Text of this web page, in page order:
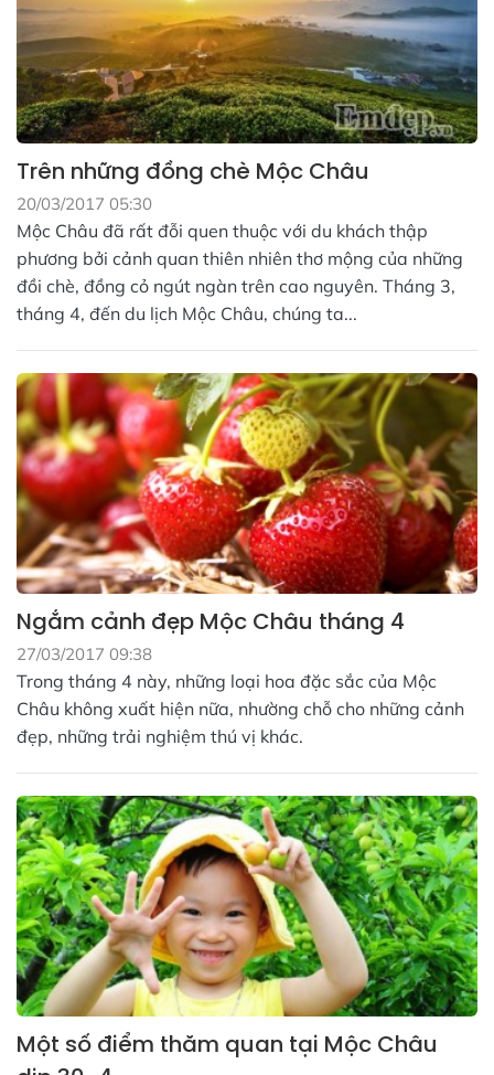
Trên những đồng chè Mộc Châu
20/03/2017 05:30
Mộc Châu đã rất đỗi quen thuộc với du khách thập
phương bởi cảnh quan thiên nhiên thơ mộng của những
đồi chè, đồng cỏ ngút ngàn trên cao nguyên. Tháng 3,
tháng 4, đến du lịch Mộc Châu, chúng ta...
Ngắm cảnh đẹp Mộc Châu tháng 4
27/03/2017 09:38
Trong tháng 4 này, những loại hoa đặc sắc của Mộc
Châu không xuất hiện nữa, nhường chỗ cho những cảnh
đẹp, những trải nghiệm thú vị khác.
Một số điểm thăm quan tại Mộc Châu